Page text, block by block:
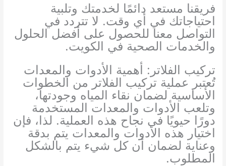
فريقنا مستعد دائمًا لخدمتك وتلبية
احتياجاتك في أي وقت. لا تتردد في
التواصل معنا للحصول على أفضل الحلول
والخدمات الصحية في الكويت.
تركيب الفلاتر: أهمية الأدوات والمعدات
تُعتبر عملية تركيب الفلاتر من الخطوات
الأساسية لضمان نقاء المياه وجودتها،
وتلعب الأدوات والمعدات المستخدمة
دورًا حيويًا في نجاح هذه العملية. لذا، فإن
اختيار هذه الأدوات والمعدات يتم بدقة
وعناية لضمان أن كل شيء يتم بالشكل
المطلوب.